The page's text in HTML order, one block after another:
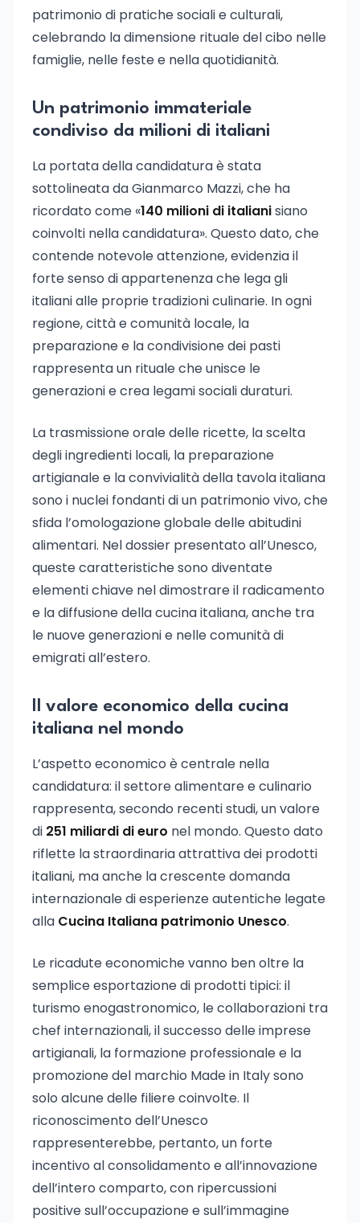
patrimonio di pratiche sociali e culturali,
celebrando la dimensione rituale del cibo nelle
famiglie, nelle feste e nella quotidianità.
Un patrimonio immateriale
condiviso da milioni di italiani
La portata della candidatura è stata
sottolineata da Gianmarco Mazzi, che ha
ricordato come «140 milioni di italianisiano
coinvolti nella candidatura». Questo dato, che
contende notevole attenzione, evidenzia il
forte senso di appartenenza che lega gli
italiani alle proprie tradizioni culinarie. In ogni
regione, città e comunità locale, la
preparazione e la condivisione dei pasti
rappresenta un rituale che unisce le
generazioni e crea legami sociali duraturi.
La trasmissione orale delle ricette, la scelta
degli ingredienti locali, la preparazione
artigianale e la convivialità della tavola italiana
sono i nuclei fondanti di un patrimonio vivo, che
sfida l’omologazione globale delle abitudini
alimentari. Nel dossier presentato all’Unesco,
queste caratteristiche sono diventate
elementi chiave nel dimostrare il radicamento
e la diffusione della cucina italiana, anche tra
le nuove generazioni e nelle comunità di
emigrati all’estero.
Il valore economico della cucina
italiana nel mondo
L’aspetto economico è centrale nella
candidatura: il settore alimentare e culinario
rappresenta, secondo recenti studi, un valore
di 251 miliardi di euro nel mondo. Questo dato
riflette la straordinaria attrattiva dei prodotti
italiani, ma anche la crescente domanda
internazionale di esperienze autentiche legate
alla Cucina Italiana patrimonio Unesco.
Le ricadute economiche vanno ben oltre la
semplice esportazione di prodotti tipici: il
turismo enogastronomico, le collaborazioni tra
chef internazionali, il successo delle imprese
artigianali, la formazione professionale e la
promozione del marchio Made in Italy sono
solo alcune delle filiere coinvolte. Il
riconoscimento dell’Unesco
rappresenterebbe, pertanto, un forte
incentivo al consolidamento e all’innovazione
dell’intero comparto, con ripercussioni
positive sull’occupazione e sull’immagine